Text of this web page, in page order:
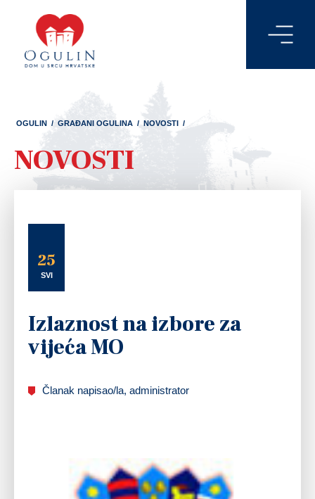
OGULIN / GRAĐANI OGULINA / NOVOSTI /
NOVOSTI
25
SVI
Izlaznost na izbore za
vijeća MO
Članak napisao/la, administrator